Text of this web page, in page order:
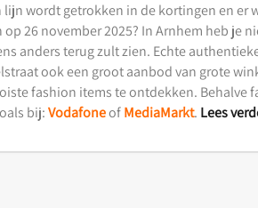
lijn wordt getrokken in de kortingen en er
26 november 2025? In Arnhem heb je
anders terug zult zien. Echte
ook een groot aanbod van grote
fashion items te ontdekken.
bij:VodafoneofMediaMarkt. Lees